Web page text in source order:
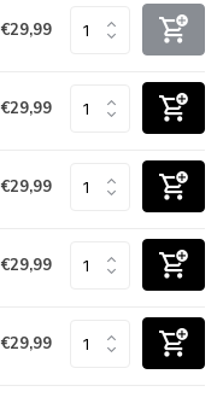
€29,99
€29,99
€29,99
€29,99
€29,99